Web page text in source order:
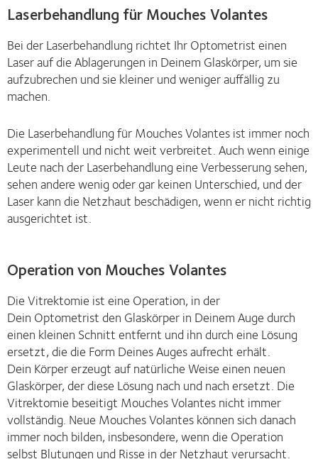
Laserbehandlung für Mouches Volantes
Bei der Laserbehandlung richtet Ihr Optometrist einen
Laser auf die Ablagerungen in Deinem Glaskörper, um sie
aufzubrechen und sie kleiner und weniger auffällig zu
machen.
Die Laserbehandlung für Mouches Volantes ist immer noch
experimentell und nicht weit verbreitet. Auch wenn einige
Leute nach der Laserbehandlung eine Verbesserung sehen,
sehen andere wenig oder gar keinen Unterschied, und der
Laser kann die Netzhaut beschädigen, wenn er nicht richtig
ausgerichtet ist.
Operation von Mouches Volantes
Die Vitrektomie ist eine Operation, in der
Dein Optometrist den Glaskörper in Deinem Auge durch
einen kleinen Schnitt entfernt und ihn durch eine Lösung
ersetzt, die die Form Deines Auges aufrecht erhält.
Dein Körper erzeugt auf natürliche Weise einen neuen
Glaskörper, der diese Lösung nach und nach ersetzt. Die
Vitrektomie beseitigt Mouches Volantes nicht immer
vollständig. Neue Mouches Volantes können sich danach
immer noch bilden, insbesondere, wenn die Operation
selbst Blutungen und Risse in der Netzhaut verursacht.